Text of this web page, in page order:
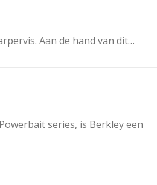
Aan de hand van dit…
series, is Berkley een